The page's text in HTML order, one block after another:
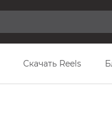
Скачать Reels